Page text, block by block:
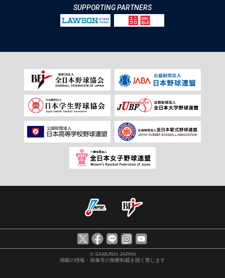
SUPPORTING PARTNERS
© SAMURAI JAPAN
掲載の情報・画像等の無断転載を固く禁じます